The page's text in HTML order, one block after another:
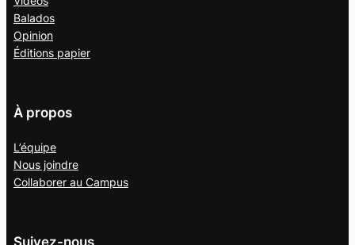
Balados
Opinion
Éditions papier
À propos
L’équipe
Nous joindre
Collaborer au Campus